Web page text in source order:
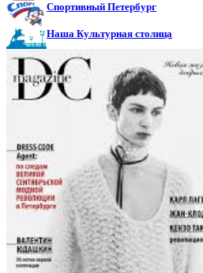
Спортивный Петербург
Наша Культурная столица